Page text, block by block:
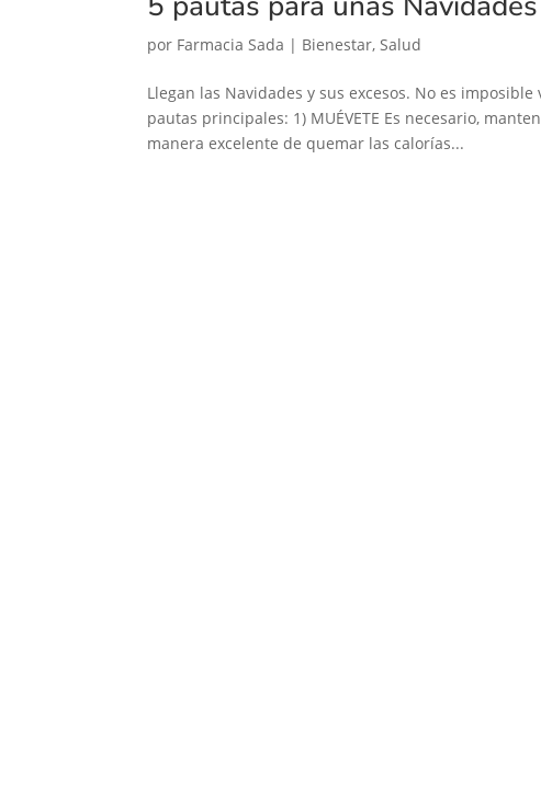
por Farmacia Sada | Bienestar,Salud
Llegan las Navidades y sus excesos. No es
pautas principales: 1) MUÉVETE Es necesario,
manera excelente de quemar las calorías...